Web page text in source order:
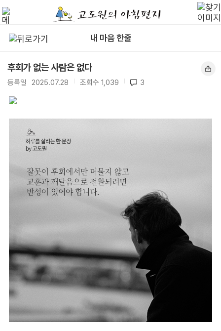
내 마음 한줄
후회가 없는 사람은 없다
등록일 2025.07.28 조회수 1,039 3